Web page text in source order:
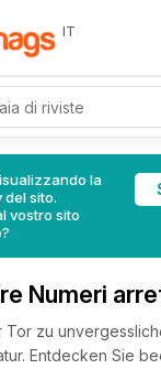
IT
la
del sito.
vostro sito
Numeri
Tor zu
Entdecken Sie